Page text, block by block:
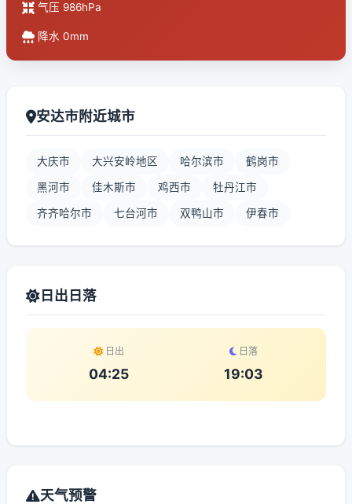
气压 986hPa
降水 0mm
安达市附近城市
大庆市 大兴安岭地区 哈尔滨市 鹤岗市
黑河市 佳木斯市 鸡西市 牡丹江市
齐齐哈尔市 七台河市 双鸭山市 伊春市
日出日落
日出
04:25
日落
19:03
天气预警